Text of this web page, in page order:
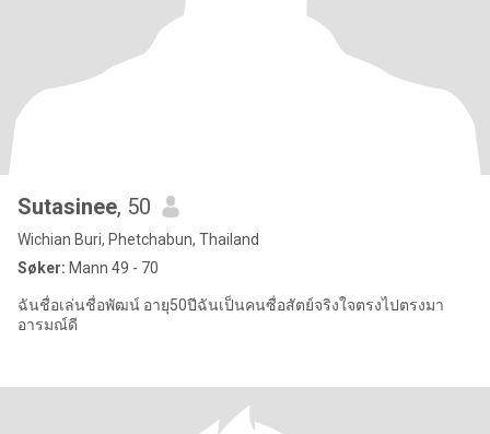
Sutasinee, 50
Wichian Buri, Phetchabun, Thailand
Søker: Mann 49 - 70
ฉันชื่อเล่นชื่อพัฒน์ อายุ50ปีฉันเป็นคนซื่อสัตย์จริงใจตรงไปตรงมา
อารมณ์ดี